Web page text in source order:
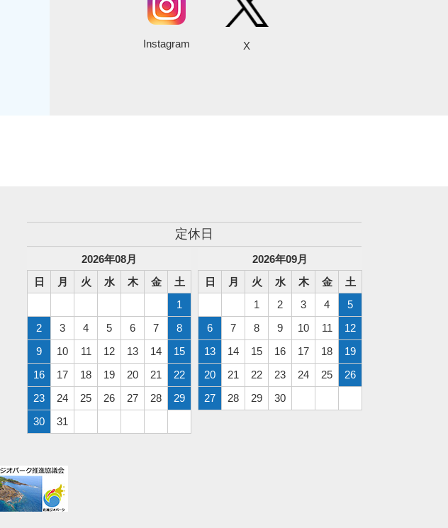
Instagram X
定休日
2026年08月
日
月 火 水 木 金
土
1
2
3 4 5 6 7
8
9
10 11 12 13 14
15
16
17 18 19 20 21
22
23
24 25 26 27 28
29
30
31
2026年09月
日
月 火 水 木 金
土
1
2 3 4
5
6
7 8 9 10 11
12
13
14 15 16 17 18
19
20
21 22 23 24 25
26
27
28 29 30